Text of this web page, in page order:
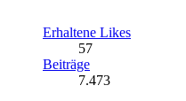
Erhaltene Likes
57
Beiträge
7.473